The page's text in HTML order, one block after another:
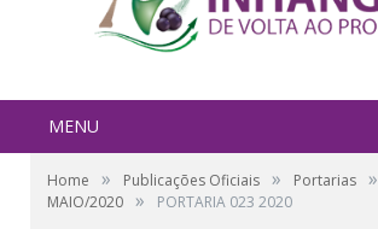
MENU
Home » Publicações Oficiais » Portarias »
MAIO/2020 » PORTARIA 023 2020